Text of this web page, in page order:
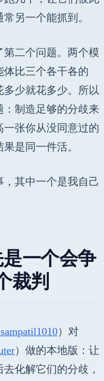
另一个能抓到。
二个问题。两个模
比三个各干各的
少就花多少。所以
制造足够的分歧来
张你从没同意过的
是同一件活。
其中一个是我自己
是一个会争
裁判
）对
）做的本地版：让
化解它们的分歧，